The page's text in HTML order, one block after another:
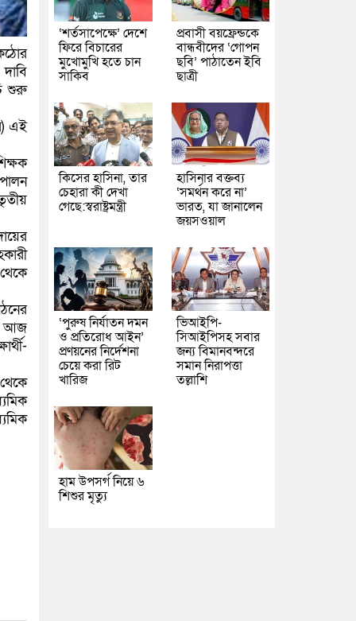
শুরু
এই
আজ
‘শর্তসাপেক্ষে’ দেশে
ফিরে বিচারের
মুখোমুখি হতে চান
সাকিব
প্রবাসী বয়ফ্রেন্ডকে
বান্ধবীদের ‘গোপন
ছবি’ পাঠাতেন ইবি
ছাত্রী
কিসের হাসিনা, তার
চেহারা কী দেখা
গেছে:স্বরাষ্ট্রমন্ত্রী
হাসিনার বক্তব্য
‘সমর্থন করে না’
ভারত, যা জানালেন
জয়সওয়াল
‘পুরুষ নির্যাতন দমন
ও প্রতিরোধ আইন’
প্রণয়নের নির্দেশনা
চেয়ে করা রিট
খারিজ
ভিআইপি-
সিআইপিসহ সবার
জন্য বিমানবন্দরে
সমান নিরাপত্তা
তল্লাশি
হাম উপসর্গ নিয়ে ৬
শিশুর মৃত্যু